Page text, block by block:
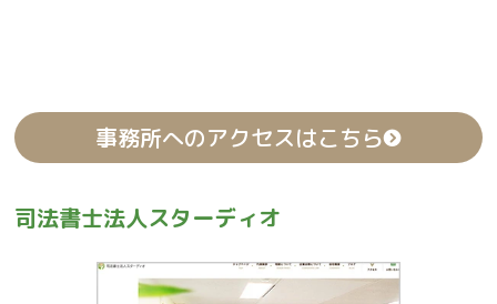
事務所へのアクセスはこちら
司法書士法人スターディオ